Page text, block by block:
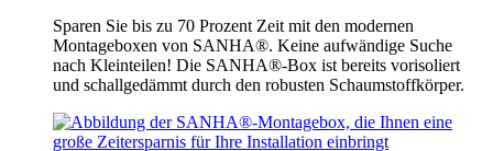
Sparen Sie bis zu 70 Prozent Zeit mit den modernen
Montageboxen von SANHA®. Keine aufwändige Suche
nach Kleinteilen! Die SANHA®-Box ist bereits vorisoliert
und schallgedämmt durch den robusten Schaumstoffkörper.